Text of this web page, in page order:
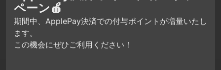
ペーン🍎
期間中、ApplePay決済での付与ポイントが増量いたし
ます。
この機会にぜひご利用ください！